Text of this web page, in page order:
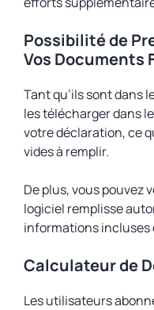
Possibilité de
Vos Documents
Tant qu’ils sont dans
les télécharger dans
votre déclaration, ce
vides à remplir.
De plus, vous pouvez
logiciel remplisse
informations incluses
Calculateur de
Les utilisateurs